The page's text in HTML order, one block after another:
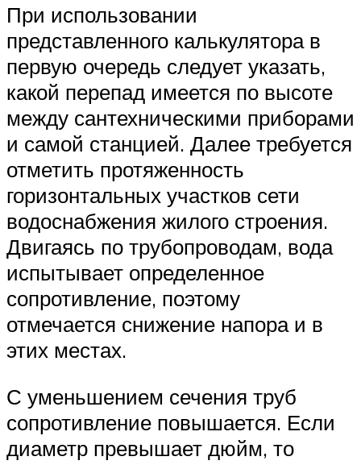
При использовании
представленного калькулятора в
первую очередь следует указать,
какой перепад имеется по высоте
между сантехническими приборами
и самой станцией. Далее требуется
отметить протяженность
горизонтальных участков сети
водоснабжения жилого строения.
Двигаясь по трубопроводам, вода
испытывает определенное
сопротивление, поэтому
отмечается снижение напора и в
этих местах.
С уменьшением сечения труб
сопротивление повышается. Если
диаметр превышает дюйм, то